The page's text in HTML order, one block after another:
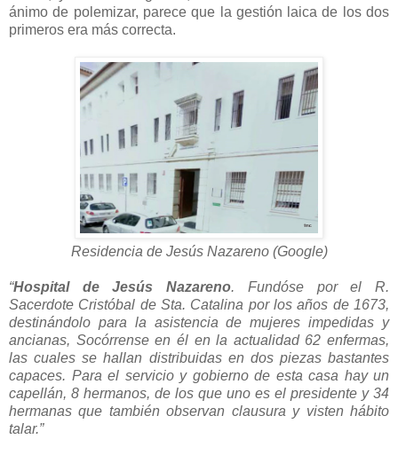
ánimo de polemizar, parece que la gestión laica de los dos
primeros era más correcta.
Residencia de Jesús Nazareno (Google)
“Hospital de Jesús Nazareno. Fundóse por el R.
Sacerdote Cristóbal de Sta. Catalina por los años de 1673,
destinándolo para la asistencia de mujeres impedidas y
ancianas, Socórrense en él en la actualidad 62 enfermas,
las cuales se hallan distribuidas en dos piezas bastantes
capaces. Para el servicio y gobierno de esta casa hay un
capellán, 8 hermanos, de los que uno es el presidente y 34
hermanas que también observan clausura y visten hábito
talar.”